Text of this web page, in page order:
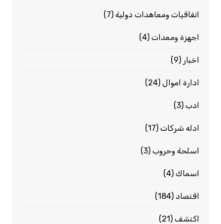
اتفاقيات ومعاهدات دولية(7)
اجهزة ومعدات(4)
اخبار (9)
ادارة اموال(24)
ادب(3)
ادله شركات(17)
اسلحة وحروب(3)
اسماك(4)
اقتصاد(184)
اكتشف(21)